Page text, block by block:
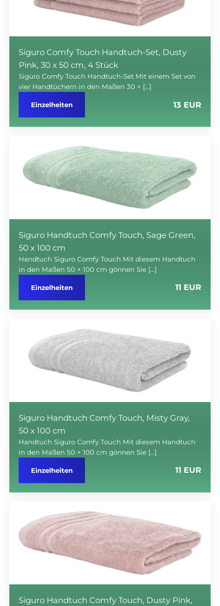
Siguro Comfy Touch Handtuch-Set, Dusty
Pink, 30 x 50 cm, 4 Stück
Siguro Comfy Touch Handtuch-Set Mit einem Set von
vier Handtüchern in den Maßen 30 × […]
Einzelheiten 13 EUR
Siguro Handtuch Comfy Touch, Sage Green,
50 x 100 cm
Handtuch Siguro Comfy Touch Mit diesem Handtuch
in den Maßen 50 × 100 cm gönnen Sie […]
Einzelheiten 11 EUR
Siguro Handtuch Comfy Touch, Misty Gray,
50 x 100 cm
Handtuch Siguro Comfy Touch Mit diesem Handtuch
in den Maßen 50 × 100 cm gönnen Sie […]
Einzelheiten 11 EUR
Siguro Handtuch Comfy Touch, Dusty Pink,